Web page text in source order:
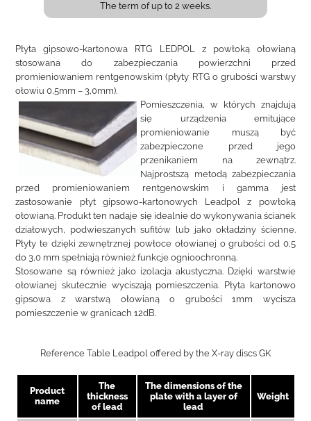
The term of up to 2 weeks.
Płyta gipsowo-kartonowa RTG LEDPOL z powłoką ołowianą
stosowana do zabezpieczania powierzchni przed
promieniowaniem rentgenowskim (płyty RTG o grubości warstwy
ołowiu 0,5mm – 3,0mm).
Pomieszczenia, w których znajdują
się urządzenia emitujące
promieniowanie muszą być
zabezpieczone przed jego
przenikaniem na zewnątrz.
Najprostszą metodą zabezpieczania
przed promieniowaniem rentgenowskim i gamma jest
zastosowanie płyt gipsowo-kartonowych Leadpol z powłoką
ołowianą. Produkt ten nadaje się idealnie do wykonywania ścianek
działowych, podwieszanych sufitów lub jako okładziny ścienne.
Płyty te dzięki zewnętrznej powłoce ołowianej o grubości od 0,5
do 3,0 mm spełniają również funkcje ognioochronną.
Stosowane są również jako izolacja akustyczna. Dzięki warstwie
ołowianej skutecznie wyciszają pomieszczenia. Płyta kartonowo
gipsowa z warstwą ołowianą o grubości 1mm wycisza
pomieszczenie w granicach 12dB.
Reference Table Leadpol offered by the X-ray discs GK
Product
name
The
thickness
of lead
The dimensions of the
plate with a layer of
lead
Weight